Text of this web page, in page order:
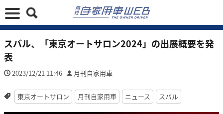
スバル、「東京オートサロン2024」の出展概要を発
表
2023/12/21 11:46 月刊自家用車
東京オートサロン 月刊自家用車 ニュース スバル